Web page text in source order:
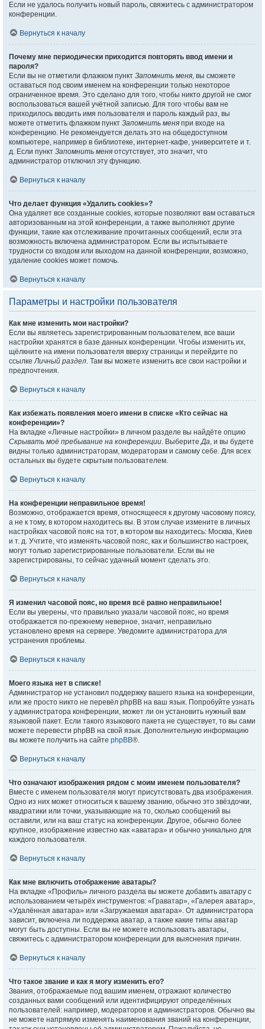
Если не удалось получить новый пароль, свяжитесь с администратором
конференции.
Вернуться к началу
Почему мне периодически приходится повторять ввод имени и
пароля?
Если вы не отметили флажком пункт Запомнить меня, вы сможете
оставаться под своим именем на конференции только некоторое
ограниченное время. Это сделано для того, чтобы никто другой не смог
воспользоваться вашей учётной записью. Для того чтобы вам не
приходилось вводить имя пользователя и пароль каждый раз, вы
можете отметить флажком пункт Запомнить меня при входе на
конференцию. Не рекомендуется делать это на общедоступном
компьютере, например в библиотеке, интернет-кафе, университете и т.
д. Если пункт Запомнить меня отсутствует, это значит, что
администратор отключил эту функцию.
Вернуться к началу
Что делает функция «Удалить cookies»?
Она удаляет все созданные cookies, которые позволяют вам оставаться
авторизованным на этой конференции, а также выполняют другие
функции, такие как отслеживание прочитанных сообщений, если эта
возможность включена администратором. Если вы испытываете
трудности со входом или выходом на данной конференции, возможно,
удаление cookies может помочь.
Вернуться к началу
Параметры и настройки пользователя
Как мне изменить мои настройки?
Если вы являетесь зарегистрированным пользователем, все ваши
настройки хранятся в базе данных конференции. Чтобы изменить их,
щёлкните на имени пользователя вверху страницы и перейдите по
ссылкеЛичный раздел. Там вы можете изменить все свои настройки и
предпочтения.
Вернуться к началу
Как избежать появления моего имени в списке «Кто сейчас на
конференции»?
На вкладке «Личные настройки» в личном разделе вы найдёте опцию
Скрывать моё пребывание на конференции. ВыберитеДа, и вы будете
видны только администраторам, модераторам и самому себе. Для всех
остальных вы будете скрытым пользователем.
Вернуться к началу
На конференции неправильное время!
Возможно, отображается время, относящееся к другому часовому поясу,
а не к тому, в котором находитесь вы. В этом случае измените в личных
настройках часовой пояс на тот, в котором вы находитесь: Москва, Киев
и т. д. Учтите, что изменять часовой пояс, как и большинство настроек,
могут только зарегистрированные пользователи. Если вы не
зарегистрированы, то сейчас удачный момент сделать это.
Вернуться к началу
Я изменил часовой пояс, но время всё равно неправильное!
Если вы уверены, что правильно указали часовой пояс, но время
отображается по-прежнему неверное, значит, неправильно
установлено время на сервере. Уведомите администратора для
устранения проблемы.
Вернуться к началу
Моего языка нет в списке!
Администратор не установил поддержку вашего языка на конференции,
или же просто никто не перевёл phpBB на ваш язык. Попробуйте узнать
у администратора конференции, может ли он установить нужный вам
языковой пакет. Если такого языкового пакета не существует, то вы сами
можете перевести phpBB на свой язык. Дополнительную информацию
вы можете получить на сайте phpBB®.
Вернуться к началу
Что означают изображения рядом с моим именем пользователя?
Вместе с именем пользователя могут присутствовать два изображения.
Одно из них может относиться к вашему званию, обычно это звёздочки,
квадратики или точки, указывающие на то, сколько сообщений вы
оставили, или на ваш статус на конференции. Другое, обычно более
крупное, изображение известно как «аватара» и обычно уникально для
каждого пользователя.
Вернуться к началу
Как мне включить отображение аватары?
На вкладке «Профиль» личного раздела вы можете добавить аватару с
использованием четырёх инструментов: «Граватар», «Галерея аватар»,
«Удалённая аватара» или «Загружаемая аватара». От администратора
зависит, включена ли поддержка аватар, а также какие типы аватар
могут быть доступны. Если вы не можете использовать аватары,
свяжитесь с администратором конференции для выяснения причин.
Вернуться к началу
Что такое звание и как я могу изменить его?
Звания, отображаемые под вашим именем, отражают количество
созданных вами сообщений или идентифицируют определённых
пользователей: например, модераторов и администраторов. Обычно вы
не можете напрямую изменять наименования званий на конференции,